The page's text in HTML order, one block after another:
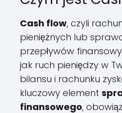
Cash flow, czyli
pieniężnych lub
przepływów
jak ruch pieniędzy w
bilansu i rachunku
kluczowy element
finansowego,